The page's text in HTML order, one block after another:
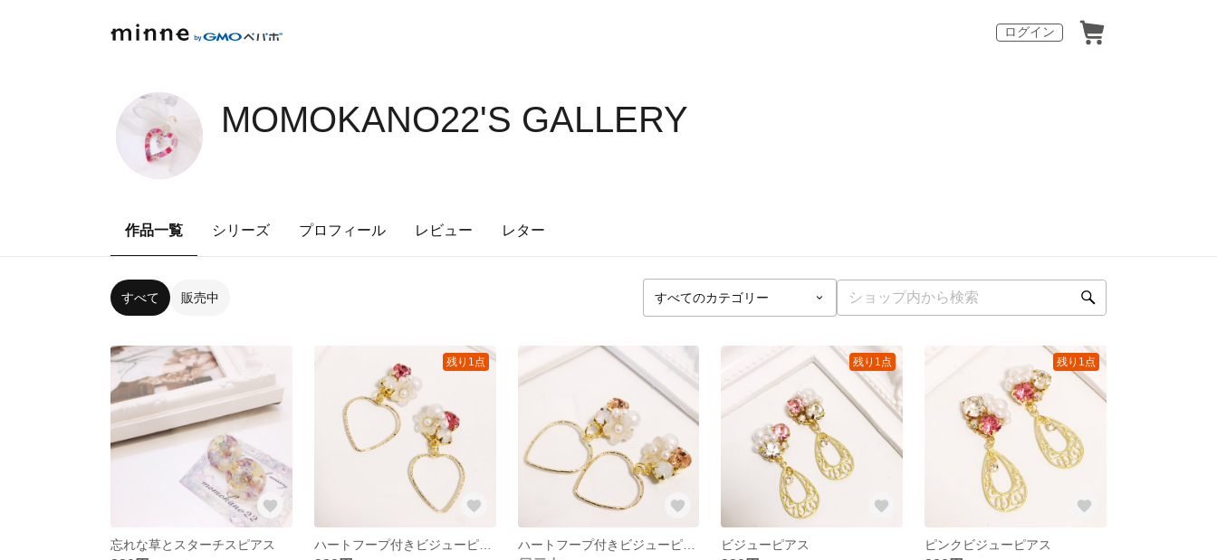
ログイン
MOMOKANO22'S GALLERY
作品一覧 シリーズ プロフィール レビュー レター
すべて 販売中
忘れな草とスターチスピアス
残り1点
ハートフープ付きビジューピアス ハートフープ付きビジューピアス
残り1点
ビジューピアス
残り1点
ピンクビジューピアス